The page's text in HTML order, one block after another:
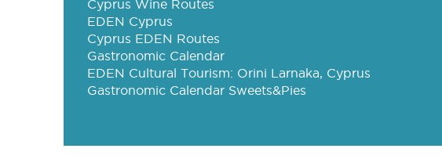
Cyprus Wine Routes
EDEN Cyprus
Cyprus EDEN Routes
Gastronomic Calendar
EDEN Cultural Tourism: Orini Larnaka, Cyprus
Gastronomic Calendar Sweets&Pies